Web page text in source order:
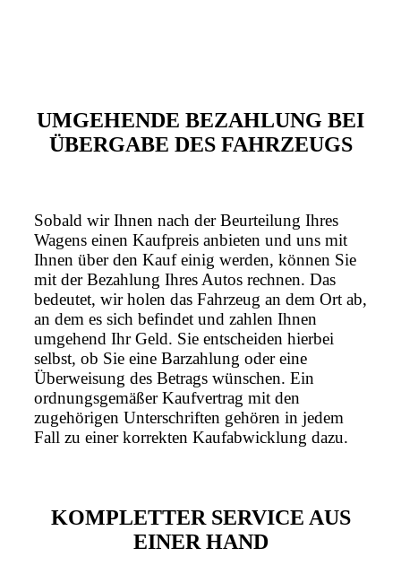
UMGEHENDE BEZAHLUNG BEI
ÜBERGABE DES FAHRZEUGS
Sobald wir Ihnen nach der Beurteilung Ihres
Wagens einen Kaufpreis anbieten und uns mit
Ihnen über den Kauf einig werden, können Sie
mit der Bezahlung Ihres Autos rechnen. Das
bedeutet, wir holen das Fahrzeug an dem Ort ab,
an dem es sich befindet und zahlen Ihnen
umgehend Ihr Geld. Sie entscheiden hierbei
selbst, ob Sie eine Barzahlung oder eine
Überweisung des Betrags wünschen. Ein
ordnungsgemäßer Kaufvertrag mit den
zugehörigen Unterschriften gehören in jedem
Fall zu einer korrekten Kaufabwicklung dazu.
KOMPLETTER SERVICE AUS
EINER HAND